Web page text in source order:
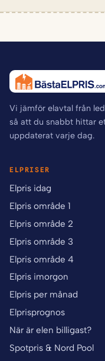
Vi jämför elavtal från
så att du snabbt hittar
uppdaterat varje dag.
ELPRISER
Elpris idag
Elpris område 1
Elpris område 2
Elpris område 3
Elpris område 4
Elpris imorgon
Elpris per månad
Elprisprognos
När är elen billigast?
Spotpris & Nord Pool